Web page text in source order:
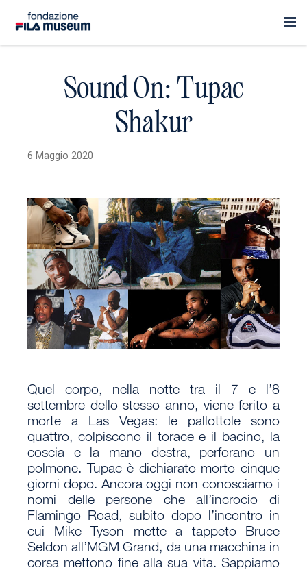
Sound On: Tupac
Shakur
6 Maggio 2020
Quel corpo, nella notte tra il 7 e l’8
settembre dello stesso anno, viene ferito a
morte a Las Vegas: le pallottole sono
quattro, colpiscono il torace e il bacino, la
coscia e la mano destra, perforano un
polmone. Tupac è dichiarato morto cinque
giorni dopo. Ancora oggi non conosciamo i
nomi delle persone che all’incrocio di
Flamingo Road, subito dopo l’incontro in
cui Mike Tyson mette a tappeto Bruce
Seldon all’MGM Grand, da una macchina in
corsa mettono fine alla sua vita. Sappiamo